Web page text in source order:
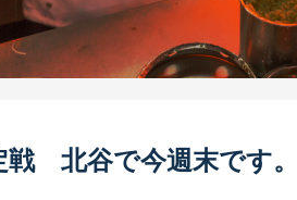
戦 北谷で今週末です